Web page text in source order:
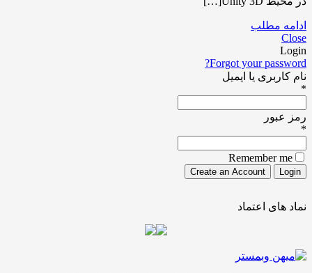
ادامه مطلب
Close
Login
Forgot your password?
نام کاربری یا ایمیل
*
رمز عبور
*
Remember me
نماد های اعتماد